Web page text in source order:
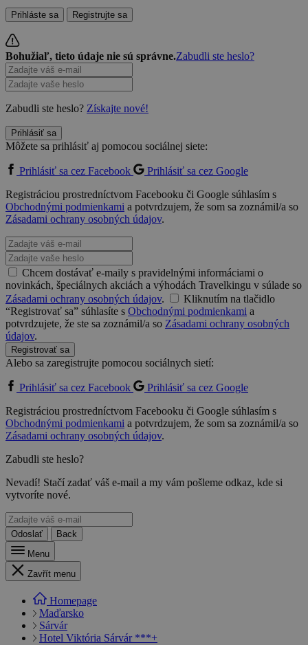
Prihláste sa Registrujte sa
Bohužiaľ, tieto údaje nie sú správne.Zabudli ste heslo?
Zabudli ste heslo? Získajte nové!
Prihlásiť sa
Môžete sa prihlásiť aj pomocou sociálnej siete:
Prihlásiť sa cez Facebook
Prihlásiť sa cez Google
Registráciou prostredníctvom Facebooku či Google súhlasím s
Obchodnými podmienkami a potvrdzujem, že som sa zoznámil/a so
Zásadami ochrany osobných údajov.
Chcem dostávať e-maily s pravidelnými informáciami o
novinkách, špeciálnych akciách a výhodách Travelkingu v súlade so
Zásadami ochrany osobných údajov.
Kliknutím na tlačidlo
“Registrovať sa” súhlasíte s Obchodnými podmienkami a
potvrdzujete, že ste sa zoznámil/a so Zásadami ochrany osobných
údajov.
Registrovať sa
Alebo sa zaregistrujte pomocou sociálnych sietí:
Prihlásiť sa cez Facebook
Prihlásiť sa cez Google
Registráciou prostredníctvom Facebooku či Google súhlasím s
Obchodnými podmienkami a potvrdzujem, že som sa zoznámil/a so
Zásadami ochrany osobných údajov.
Zabudli ste heslo?
Nevadí! Stačí zadať váš e-mail a my vám pošleme odkaz, kde si
vytvoríte nové.
Odoslať
Back
Menu
Zavřít menu
Homepage
Maďarsko
Sárvár
Hotel Viktória Sárvár ***+